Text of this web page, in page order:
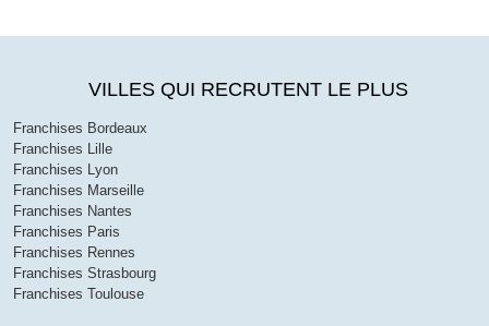
VILLES QUI RECRUTENT LE PLUS
Franchises Bordeaux
Franchises Lille
Franchises Lyon
Franchises Marseille
Franchises Nantes
Franchises Paris
Franchises Rennes
Franchises Strasbourg
Franchises Toulouse